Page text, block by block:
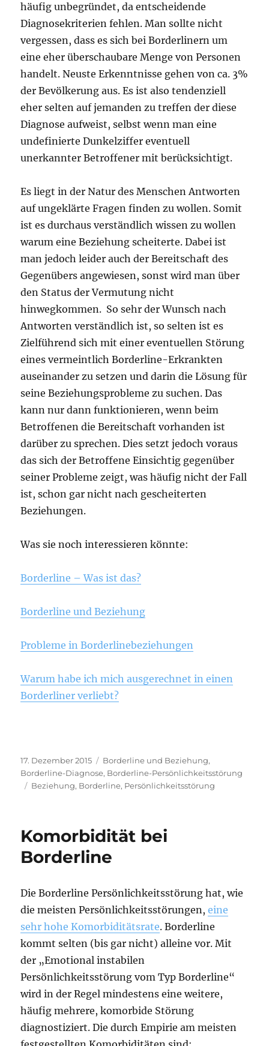
häufig unbegründet, da entscheidende
Diagnosekriterien fehlen. Man sollte nicht
vergessen, dass es sich bei Borderlinern um
eine eher überschaubare Menge von Personen
handelt. Neuste Erkenntnisse gehen von ca. 3%
der Bevölkerung aus. Es ist also tendenziell
eher selten auf jemanden zu treffen der diese
Diagnose aufweist, selbst wenn man eine
undefinierte Dunkelziffer eventuell
unerkannter Betroffener mit berücksichtigt.
Es liegt in der Natur des Menschen Antworten
auf ungeklärte Fragen finden zu wollen. Somit
ist es durchaus verständlich wissen zu wollen
warum eine Beziehung scheiterte. Dabei ist
man jedoch leider auch der Bereitschaft des
Gegenübers angewiesen, sonst wird man über
den Status der Vermutung nicht
hinwegkommen. So sehr der Wunsch nach
Antworten verständlich ist, so selten ist es
Zielführend sich mit einer eventuellen Störung
eines vermeintlich Borderline-Erkrankten
auseinander zu setzen und darin die Lösung für
seine Beziehungsprobleme zu suchen. Das
kann nur dann funktionieren, wenn beim
Betroffenen die Bereitschaft vorhanden ist
darüber zu sprechen. Dies setzt jedoch voraus
das sich der Betroffene Einsichtig gegenüber
seiner Probleme zeigt, was häufig nicht der Fall
ist, schon gar nicht nach gescheiterten
Beziehungen.
Was sie noch interessieren könnte:
Borderline – Was ist das?
Borderline und Beziehung
Probleme in Borderlinebeziehungen
Warum habe ich mich ausgerechnet in einen
Borderliner verliebt?
Veröffentlicht
am
17. Dezember 2015 Kategorien
Borderline und Beziehung,
Borderline-Diagnose, Borderline-Persönlichkeitsstörung
Schlagwörter
Beziehung, Borderline, Persönlichkeitsstörung
Komorbidität bei
Borderline
Die Borderline Persönlichkeitsstörung hat, wie
die meisten Persönlichkeitsstörungen,eine
sehr hohe Komorbiditätsrate. Borderline
kommt selten (bis gar nicht) alleine vor. Mit
der „Emotional instabilen
Persönlichkeitsstörung vom Typ Borderline“
wird in der Regel mindestens eine weitere,
häufig mehrere, komorbide Störung
diagnostiziert. Die durch Empirie am meisten